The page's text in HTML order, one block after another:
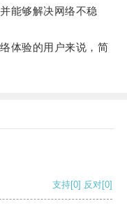
能够解决网络不稳
体验的用户来说，简
支持[0] 反对[0]